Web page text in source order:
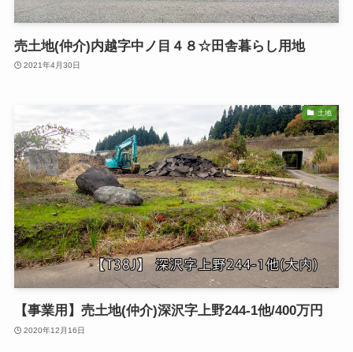
売土地(仲介)内越字中ノ目４８☆田舎暮らし用地
2021年4月30日
土地
【事業用】売土地(仲介)深沢字上野244-1他/400万円
2020年12月16日